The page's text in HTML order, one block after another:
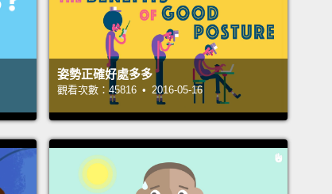
pregnancy and the child's second birthday,
child's ability to properly grow, learn, and
his or her full potential.
It can be
for long-term health, and ultimately, society's
prosperity.
響很早就發生。頭一千天內的營養缺乏，母親孕
兩歲生日間的一千天，營養缺乏會阻礙孩童正常
姿勢正確好處多多
觀看次數：45816 • 2016-05-16